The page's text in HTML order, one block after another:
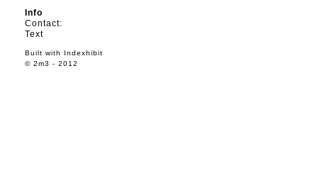
Info
Contact:
Text
Built with Indexhibit
© 2m3 - 2012